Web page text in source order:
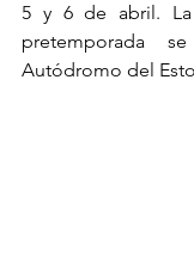
5 y 6 de abril.
pretemporada
Autódromo del